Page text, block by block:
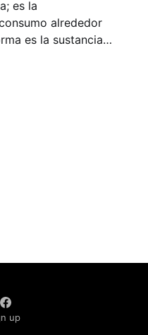
alrededor
es la sustancia
empiezan a fumar
up